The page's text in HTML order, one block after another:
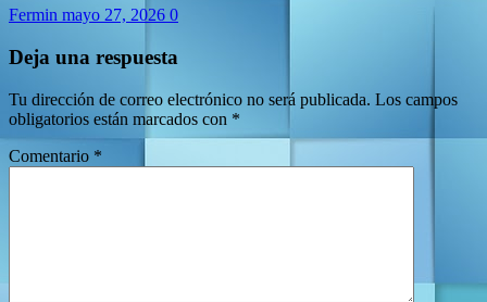
Fermin mayo 27, 2026 0
Deja una respuesta
Tu dirección de correo electrónico no será publicada. Los campos
obligatorios están marcados con *
Comentario *